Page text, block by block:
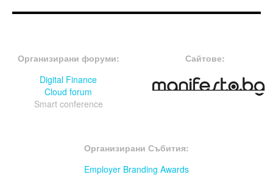
Организирани форуми:
Digital Finance
Cloud forum
Smart conference
Сайтове:
Организирани Събития:
Employer Branding Awards